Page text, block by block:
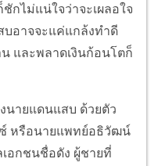
กไม่แน่ใจว่าจะเผลอใจ
บอาจจะแค่แกล้งทำดี
และพลาดเงินก้อนโตก็
นายแดนแสบ ด้วยตัว
ซ์ หรือนายแพทย์อธิวัฒน์
อกชนชื่อดัง ผู้ชายที่